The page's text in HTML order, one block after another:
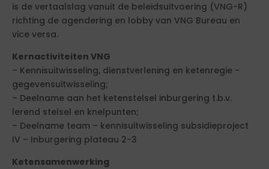
is de vertaalslag vanuit de beleidsuitvoering (VNG-R)
richting de agendering en lobby van VNG Bureau en
vice versa.
Kernactiviteiten VNG
– Kennisuitwisseling, dienstverlening en ketenregie -
gegevensuitwisseling;
– Deelname aan het ketenstelsel inburgering t.b.v.
lerend stelsel en knelpunten;
– Deelname team – kennisuitwisseling subsidieproject
IV – Inburgering plateau 2-3
Ketensamenwerking